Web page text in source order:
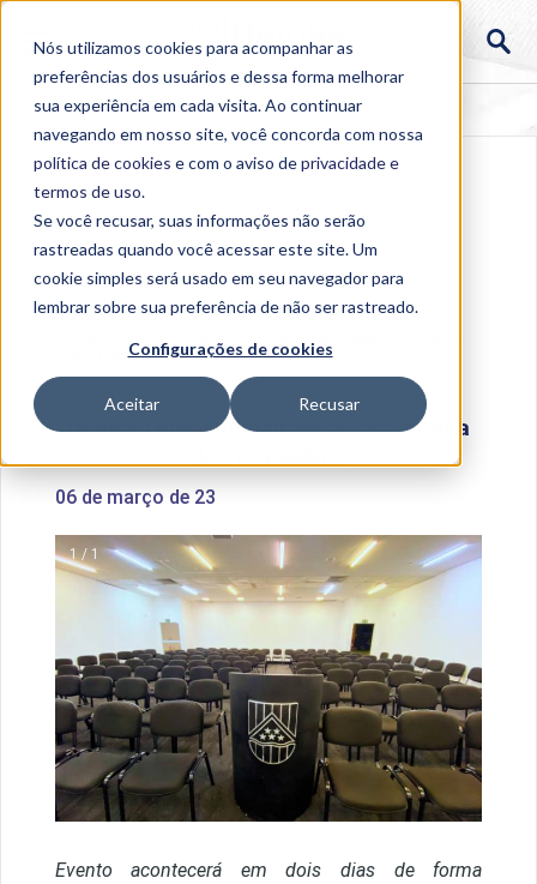
Nós utilizamos cookies para acompanhar as
preferências dos usuários e dessa forma melhorar
sua experiência em cada visita. Ao continuar
navegando em nosso site, você concorda com nossa
política de cookies e com o aviso deprivacidade e
termos de uso.
Se você recusar, suas informações não serão
rastreadas quando você acessar este site. Um
cookie simples será usado em seu navegador para
lembrar sobre sua preferência de não ser rastreado.
Configurações de cookies
Aceitar Recusar
Uberlândia promove a Semana dos Conselhos
Uniube Uberlândia promove a Semana
dos Conselhos
06 de março de 23
1 / 1
Evento acontecerá em dois dias de forma